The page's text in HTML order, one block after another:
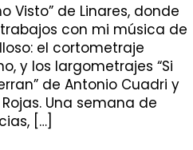
Visto” de Linares, donde
con mi música de
el cortometraje
y los largometrajes “Si
de Antonio Cuadri y
Rojas. Una semana de
[…]